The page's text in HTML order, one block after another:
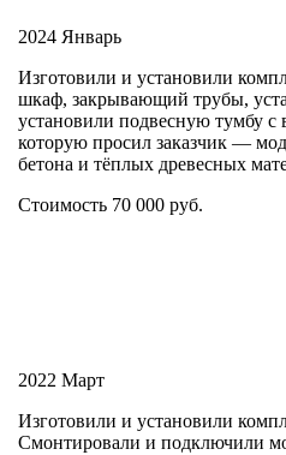
2024 Январь
Изготовили и установили
шкаф, закрывающий трубы,
установили подвесную тумбу
которую просил заказчик —
бетона и тёплых древесных
Стоимость 70 000 руб.
2022 Март
Изготовили и установили
Смонтировали и подключили